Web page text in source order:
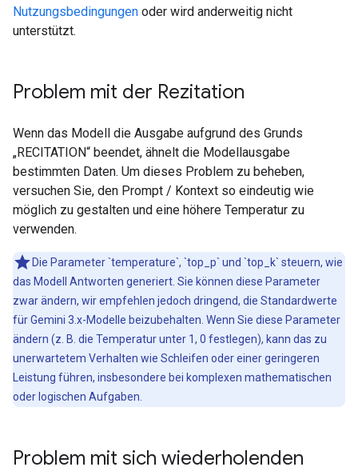
Nutzungsbedingungen oder wird anderweitig nicht
unterstützt.
Problem mit der Rezitation
Wenn das Modell die Ausgabe aufgrund des Grunds
„RECITATION“ beendet, ähnelt die Modellausgabe
bestimmten Daten. Um dieses Problem zu beheben,
versuchen Sie, den Prompt / Kontext so eindeutig wie
möglich zu gestalten und eine höhere Temperatur zu
verwenden.
Die Parameter `temperature`, `top_p` und `top_k` steuern, wie
das Modell Antworten generiert. Sie können diese Parameter
zwar ändern, wir empfehlen jedoch dringend, die Standardwerte
für Gemini 3.x-Modelle beizubehalten. Wenn Sie diese Parameter
ändern (z. B. die Temperatur unter 1, 0 festlegen), kann das zu
unerwartetem Verhalten wie Schleifen oder einer geringeren
Leistung führen, insbesondere bei komplexen mathematischen
oder logischen Aufgaben.
Problem mit sich wiederholenden